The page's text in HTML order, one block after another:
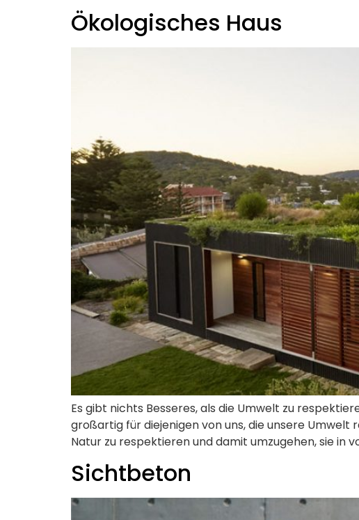
Ökologisches Haus
Es gibt nichts Besseres, als die Umwelt zu
großartig für diejenigen von uns, die unsere
Natur zu respektieren und damit umzugehen, sie in
Sichtbeton